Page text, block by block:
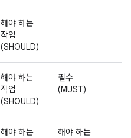
해야 하는
작업
(SHOULD)
해야 하는
작업
(SHOULD)
필수
(MUST)
해야 하는
해야 하는